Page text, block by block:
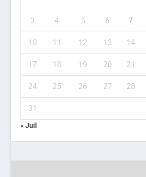
3 4 5 6 7
10 11 12 13 14
17 18 19 20 21
24 25 26 27 28
31
« Juil